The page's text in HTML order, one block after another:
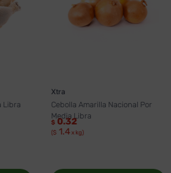
Libra
Xtra
Cebolla Amarilla Nacional Por
Media Libra
$ 0.32
($ 1.4x kg)